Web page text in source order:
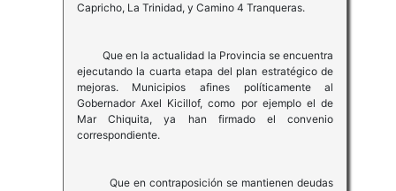
Capricho, La Trinidad, y Camino 4 Tranqueras.
Que en la actualidad la Provincia se encuentra
ejecutando la cuarta etapa del plan estratégico de
mejoras. Municipios afines políticamente al
Gobernador Axel Kicillof, como por ejemplo el de
Mar Chiquita, ya han firmado el convenio
correspondiente.
Que en contraposición se mantienen deudas